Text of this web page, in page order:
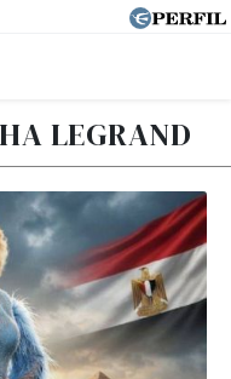
LEGRAND